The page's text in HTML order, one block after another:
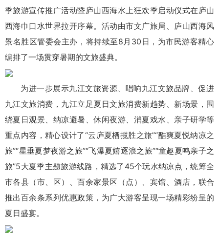
季旅游宣传推广活动暨庐山西海水上狂欢季启动仪式在庐山
西海巾口水世界拉开序幕。活动由市文广旅局、庐山西海风
景名胜区管委会主办，将持续至8月30日，为市民游客精心
编排了一场贯穿暑期的文旅盛典。
为进一步展示九江文旅资源、唱响九江文旅品牌、促进
九江文旅消费，九江立足夏日文旅消费新趋势、新场景，围
绕夏日观景、纳凉避暑、休闲夜游、消夏戏水、亲子研学等
重点内容，精心设计了“云庐夏栖揽胜之旅”“酷爽夏悦纳凉之
旅”“星垂夏梦夜游之旅”“飞瀑夏嬉逐浪之旅”“童趣夏鸣亲子之
旅”5大夏季主题旅游线路，精选了45个玩水纳凉点，统筹全
市各县（市、区）、百余家景区（点）、宾馆、酒店，联合
推出百余条系列优惠政策，为广大游客呈现一场精彩纷呈的
夏日盛宴。